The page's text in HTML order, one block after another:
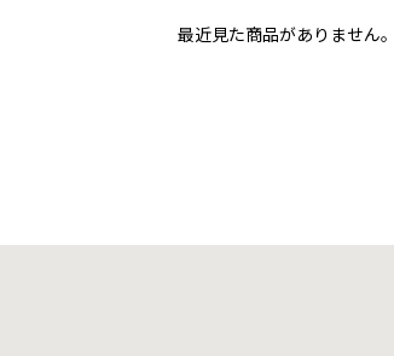
最近見た商品がありません。